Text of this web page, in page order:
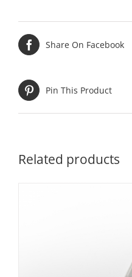
Share On Facebook
Pin This Product
Related products